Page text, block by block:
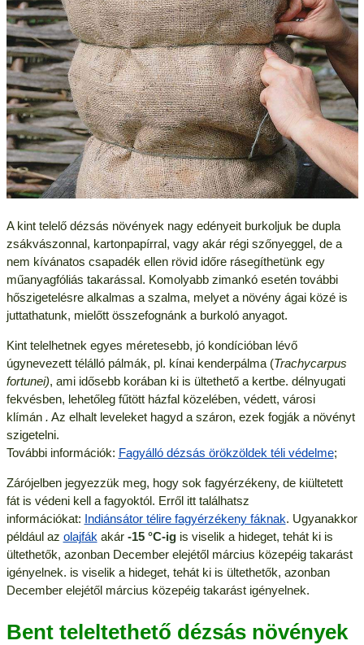
A kint telelő dézsás növények nagy edényeit burkoljuk be dupla
zsákvászonnal, kartonpapírral, vagy akár régi szőnyeggel, de a
nem kívánatos csapadék ellen rövid időre rásegíthetünk egy
műanyagfóliás takarással. Komolyabb zimankó esetén további
hőszigetelésre alkalmas a szalma, melyet a növény ágai közé is
juttathatunk, mielőtt összefognánk a burkoló anyagot.
Kint telelhetnek egyes méretesebb, jó kondícióban lévő
úgynevezett télálló pálmák, pl. kínai kenderpálma (Trachycarpus
fortunei), ami idősebb korában ki is ültethető a kertbe. délnyugati
fekvésben, lehetőleg fűtött házfal közelében, védett, városi
klímán . Az elhalt leveleket hagyd a száron, ezek fogják a növényt
szigetelni.
További információk: Fagyálló dézsás örökzöldek téli védelme;
Zárójelben jegyezzük meg, hogy sok fagyérzékeny, de kiültetett
fát is védeni kell a fagyoktól. Erről itt találhatsz
információkat: Indiánsátor télire fagyérzékeny fáknak. Ugyanakkor
például az olajfák akár -15 °C-igis viselik a hideget, tehát ki is
ültethetők, azonban December elejétől március közepéig takarást
igényelnek. is viselik a hideget, tehát ki is ültethetők, azonban
December elejétől március közepéig takarást igényelnek.
Bent teleltethető dézsás növények